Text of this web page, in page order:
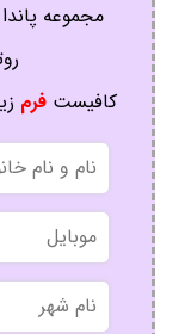
مجموعه
کافیستفرم
نام
و
نام
خانوادگی
موبایل
نام
شهر